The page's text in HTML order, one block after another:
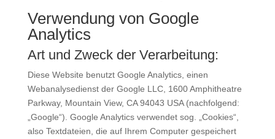
Verwendung von Google
Analytics
Art und Zweck der Verarbeitung:
Diese Website benutzt Google Analytics, einen
Webanalysedienst der Google LLC, 1600 Amphitheatre
Parkway, Mountain View, CA 94043 USA (nachfolgend:
„Google“). Google Analytics verwendet sog. „Cookies“,
also Textdateien, die auf Ihrem Computer gespeichert